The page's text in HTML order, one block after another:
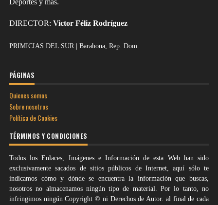
Deportes y más.
DIRECTOR: Victor Féliz Rodríguez
PRIMICIAS DEL SUR | Barahona, Rep. Dom.
PÁGINAS
Quienes somos
Sobre nosotros
Política de Cookies
TÉRMINOS Y CONDICIONES
Todos los Enlaces, Imágenes e Información de esta Web han sido
exclusivamente sacados de sitios públicos de Internet, aquí sólo te
indicamos cómo y dónde se encuentra la información que buscas,
nosotros no almacenamos ningún tipo de material. Por lo tanto, no
infringimos ningún Copyright © ni Derechos de Autor. al final de cada